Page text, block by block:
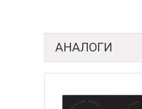
АНАЛОГИ